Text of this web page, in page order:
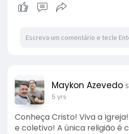
Maykon Azevedo
5 yrs
Conheça Cristo! Viva a
e coletivo! A única religião é